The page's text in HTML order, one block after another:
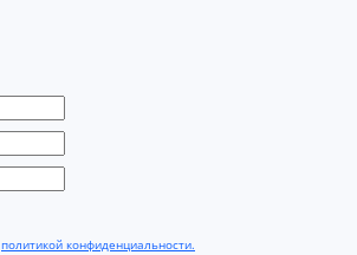
политикой конфиденциальности.